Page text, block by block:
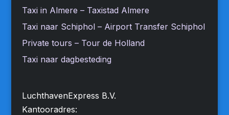
Taxi in Almere – Taxistad Almere
Taxi naar Schiphol – Airport Transfer Schiphol
Private tours – Tour de Holland
Taxi naar dagbesteding
LuchthavenExpress B.V.
Kantooradres: